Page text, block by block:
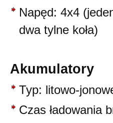
Napęd: 4x4
dwa tylne koła)
Akumulatory
Typ: litowo-
Czas ładowania